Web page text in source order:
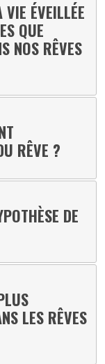
VIE ÉVEILLÉE
QUE
NOS RÊVES
RÊVE ?
DE
LES RÊVES